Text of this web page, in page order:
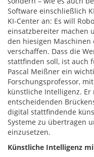
Software einschließlich
KI-Center an: Es will
einsatzbereiter machen
den hiesigen
verschaffen. Dass die
stattfinden soll, ist auch
Pascal Meißner ein
Forschungsprofessor,
künstliche Intelligenz. Er
entscheidenden
digital stattfindende
Systeme zu übertragen
einzusetzen.
Künstliche Intelligenz